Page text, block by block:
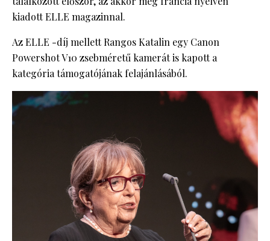
kiadott ELLE magazinnal.
Az ELLE -díj mellett Rangos Katalin egy Canon
Powershot V10 zsebméretű kamerát is kapott a
kategória támogatójának felajánlásából.